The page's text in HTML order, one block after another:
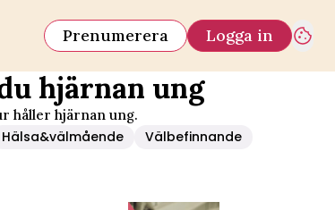
Prenumerera Logga in
hjärnan ung
håller hjärnan ung.
Hälsa&välmående Välbefinnande